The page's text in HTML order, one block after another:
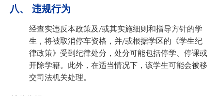
八、 违规行为
经查实违反本政策及/或其实施细则和指导方针的学
生，将被取消停车资格，并/或根据学区的《学生纪
律政策》受到纪律处分，处分可能包括停学、停课或
开除学籍。此外，在适当情况下，该学生可能会被移
交司法机关处理。